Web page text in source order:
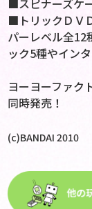
■スピナーズケ
■トリックＤＶ
パーレベル全12
ック5種やイン
ヨーヨーファク
同時発売！
(c)BANDAI 2010